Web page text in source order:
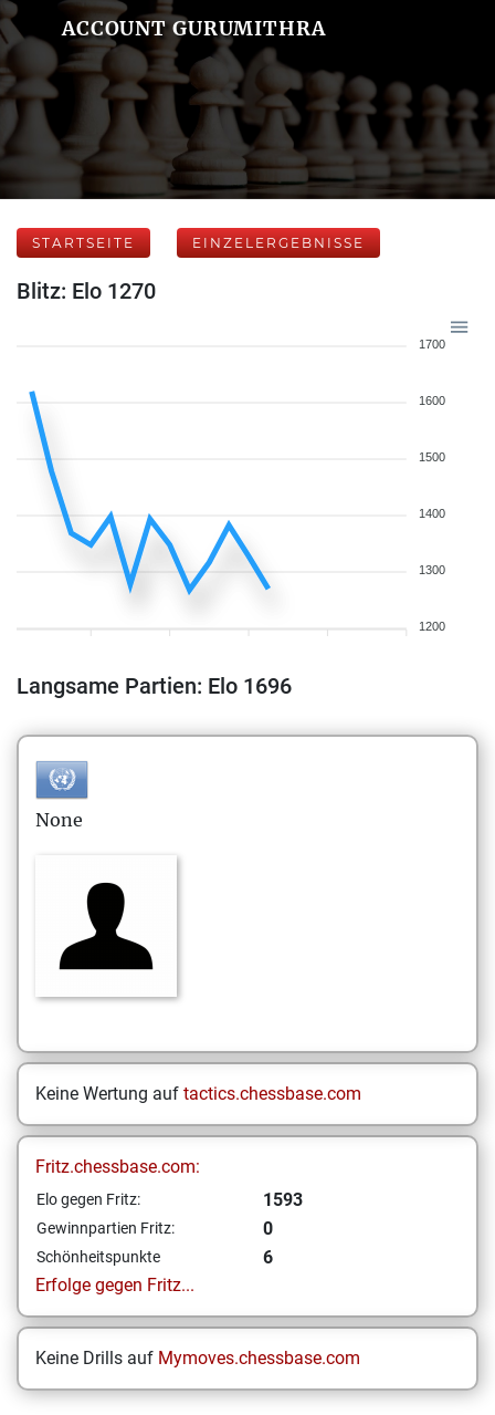
ACCOUNT GURUMITHRA
STARTSEITE EINZELERGEBNISSE
Blitz: Elo 1270
1700
1600
1500
1400
1300
1200
Langsame Partien: Elo 1696
None
Keine Wertung auf tactics.chessbase.com
Fritz.chessbase.com:
Elo gegen Fritz: 1593
Gewinnpartien Fritz: 0
Schönheitspunkte
6
Erfolge gegen Fritz...
Keine Drills auf Mymoves.chessbase.com